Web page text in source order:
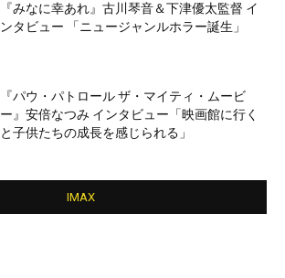
『みなに幸あれ』古川琴音＆下津優太監督 イ
ンタビュー 「ニュージャンルホラー誕生」
『パウ・パトロール ザ・マイティ・ムービ
ー』安倍なつみ インタビュー「映画館に行く
と子供たちの成長を感じられる」
IMAX